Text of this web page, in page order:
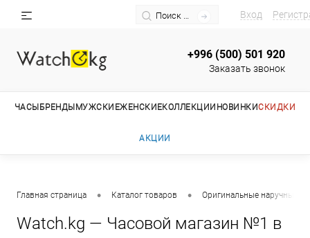
Вход
+996 (500) 501 920
Заказать звонок
ЧАСЫ БРЕНДЫ МУЖСКИЕЖЕНСКИЕКОЛЛЕКЦИИ НОВИНКИСКИДКИ
АКЦИИ
Главная страница • Каталог товаров • Оригинальные наручные
Watch.kg — Часовой магазин №1 в